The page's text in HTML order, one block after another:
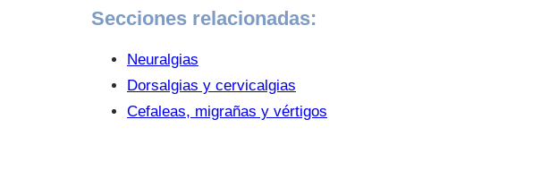
Secciones relacionadas:
Neuralgias
Dorsalgias y cervicalgias
Cefaleas, migrañas y vértigos